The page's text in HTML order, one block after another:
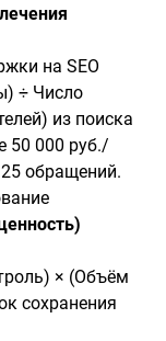
на SEO
÷ Число
из поиска
50 000 руб./
обращений.
× (Объём
сохранения